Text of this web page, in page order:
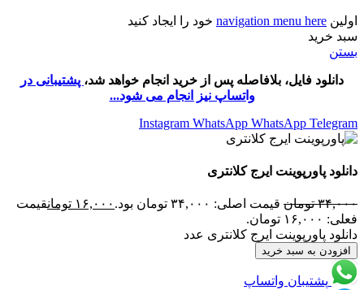
اولین navigation menu here خود را ایجاد کنید
سبد خرید
بستن
دانلود فایل، بلافاصله پس از خرید انجام خواهد شد، پشتیبانی در
واتساپ نیز انجام می شود...
Instagram WhatsApp WhatsApp Telegram
دانلود پاورپوینت ایرج کلانتری
۳۴,۰۰۰ تومان قیمت اصلی: ۳۴,۰۰۰ تومان بود. ۱۶,۰۰۰ تومانقیمت
فعلی: ۱۶,۰۰۰ تومان.
دانلود پاورپوینت ایرج کلانتری عدد
افزودن به سبد خرید
پشتیبان واتساپ